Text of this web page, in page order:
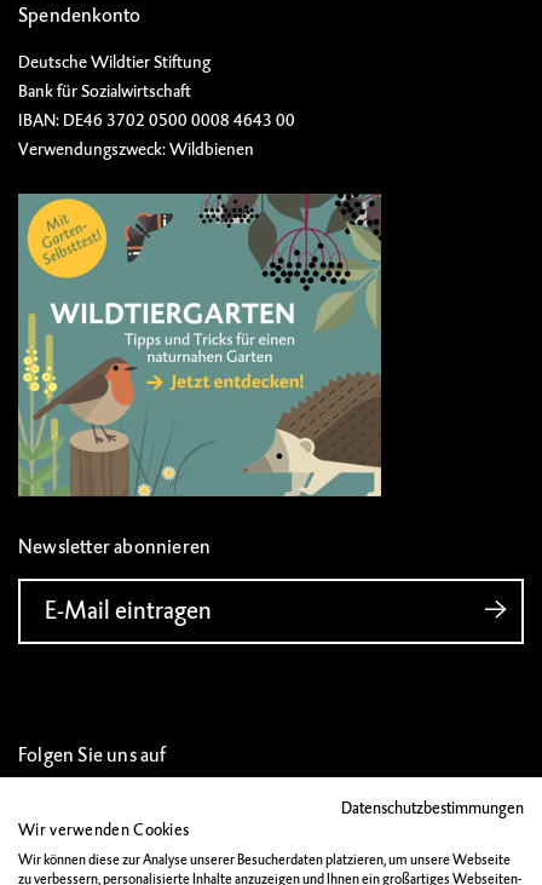
Spendenkonto
Deutsche Wildtier Stiftung
Bank für Sozialwirtschaft
IBAN: DE46 3702 0500 0008 4643 00
Verwendungszweck: Wildbienen
Newsletter abonnieren
E-Mail eintragen
Folgen Sie uns auf
Datenschutzbestimmungen
Wir verwenden Cookies
Wir können diese zur Analyse unserer Besucherdaten platzieren, um unsere Webseite
zu verbessern, personalisierte Inhalte anzuzeigen und Ihnen ein großartiges Webseiten-